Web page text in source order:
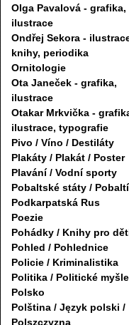
Olga Pavalová - grafika,
ilustrace
Ondřej Sekora -
knihy, periodika
Ornitologie
Ota Janeček - grafika,
ilustrace
Otakar Mrkvička -
ilustrace, typografie
Pivo / Víno / Destiláty
Plakáty / Plakát / Poster
Plavání / Vodní sporty
Pobaltské státy / Pobaltí
Podkarpatská Rus
Poezie
Pohádky / Knihy pro
Pohled / Pohlednice
Policie / Kriminalistika
Politika / Politické
Polsko
Polština / Język polski /
Polszczyzna